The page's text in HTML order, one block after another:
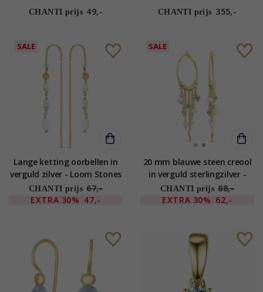
CHANTI prijs 49,- CHANTI prijs 355,-
SALE
Lange ketting oorbellen in
verguld zilver - Loom Stones
CHANTI prijs 67,-
EXTRA 30% 47,-
SALE
20 mm blauwe steen creool
in verguld sterlingzilver -
Loom Stones
CHANTI prijs 88,-
EXTRA 30% 62,-